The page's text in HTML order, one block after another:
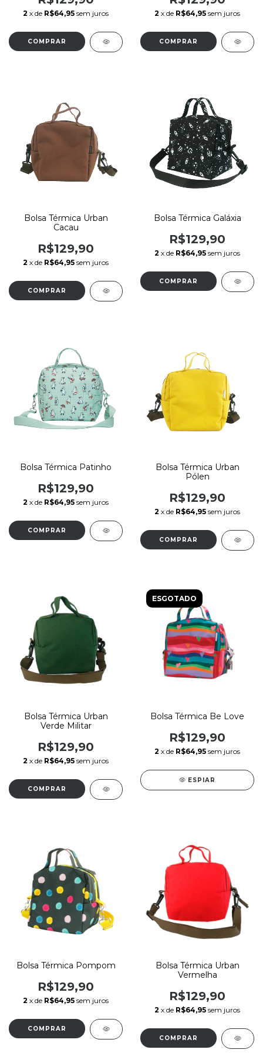
2 x de R$64,95 sem juros 2 x de R$64,95 sem juros
Bolsa Térmica Urban
Cacau
R$129,90
2 x de R$64,95 sem juros
Bolsa Térmica Galáxia
R$129,90
2 x de R$64,95 sem juros
Bolsa Térmica Patinho
R$129,90
2 x de R$64,95 sem juros
Bolsa Térmica Urban
Pólen
R$129,90
2 x de R$64,95 sem juros
Bolsa Térmica Urban
Verde Militar
R$129,90
2 x de R$64,95 sem juros
ESGOTADO
Bolsa Térmica Be Love
R$129,90
2 x de R$64,95 sem juros
ESPIAR
Bolsa Térmica Pompom
R$129,90
2 x de R$64,95 sem juros
Bolsa Térmica Urban
Vermelha
R$129,90
2 x de R$64,95 sem juros